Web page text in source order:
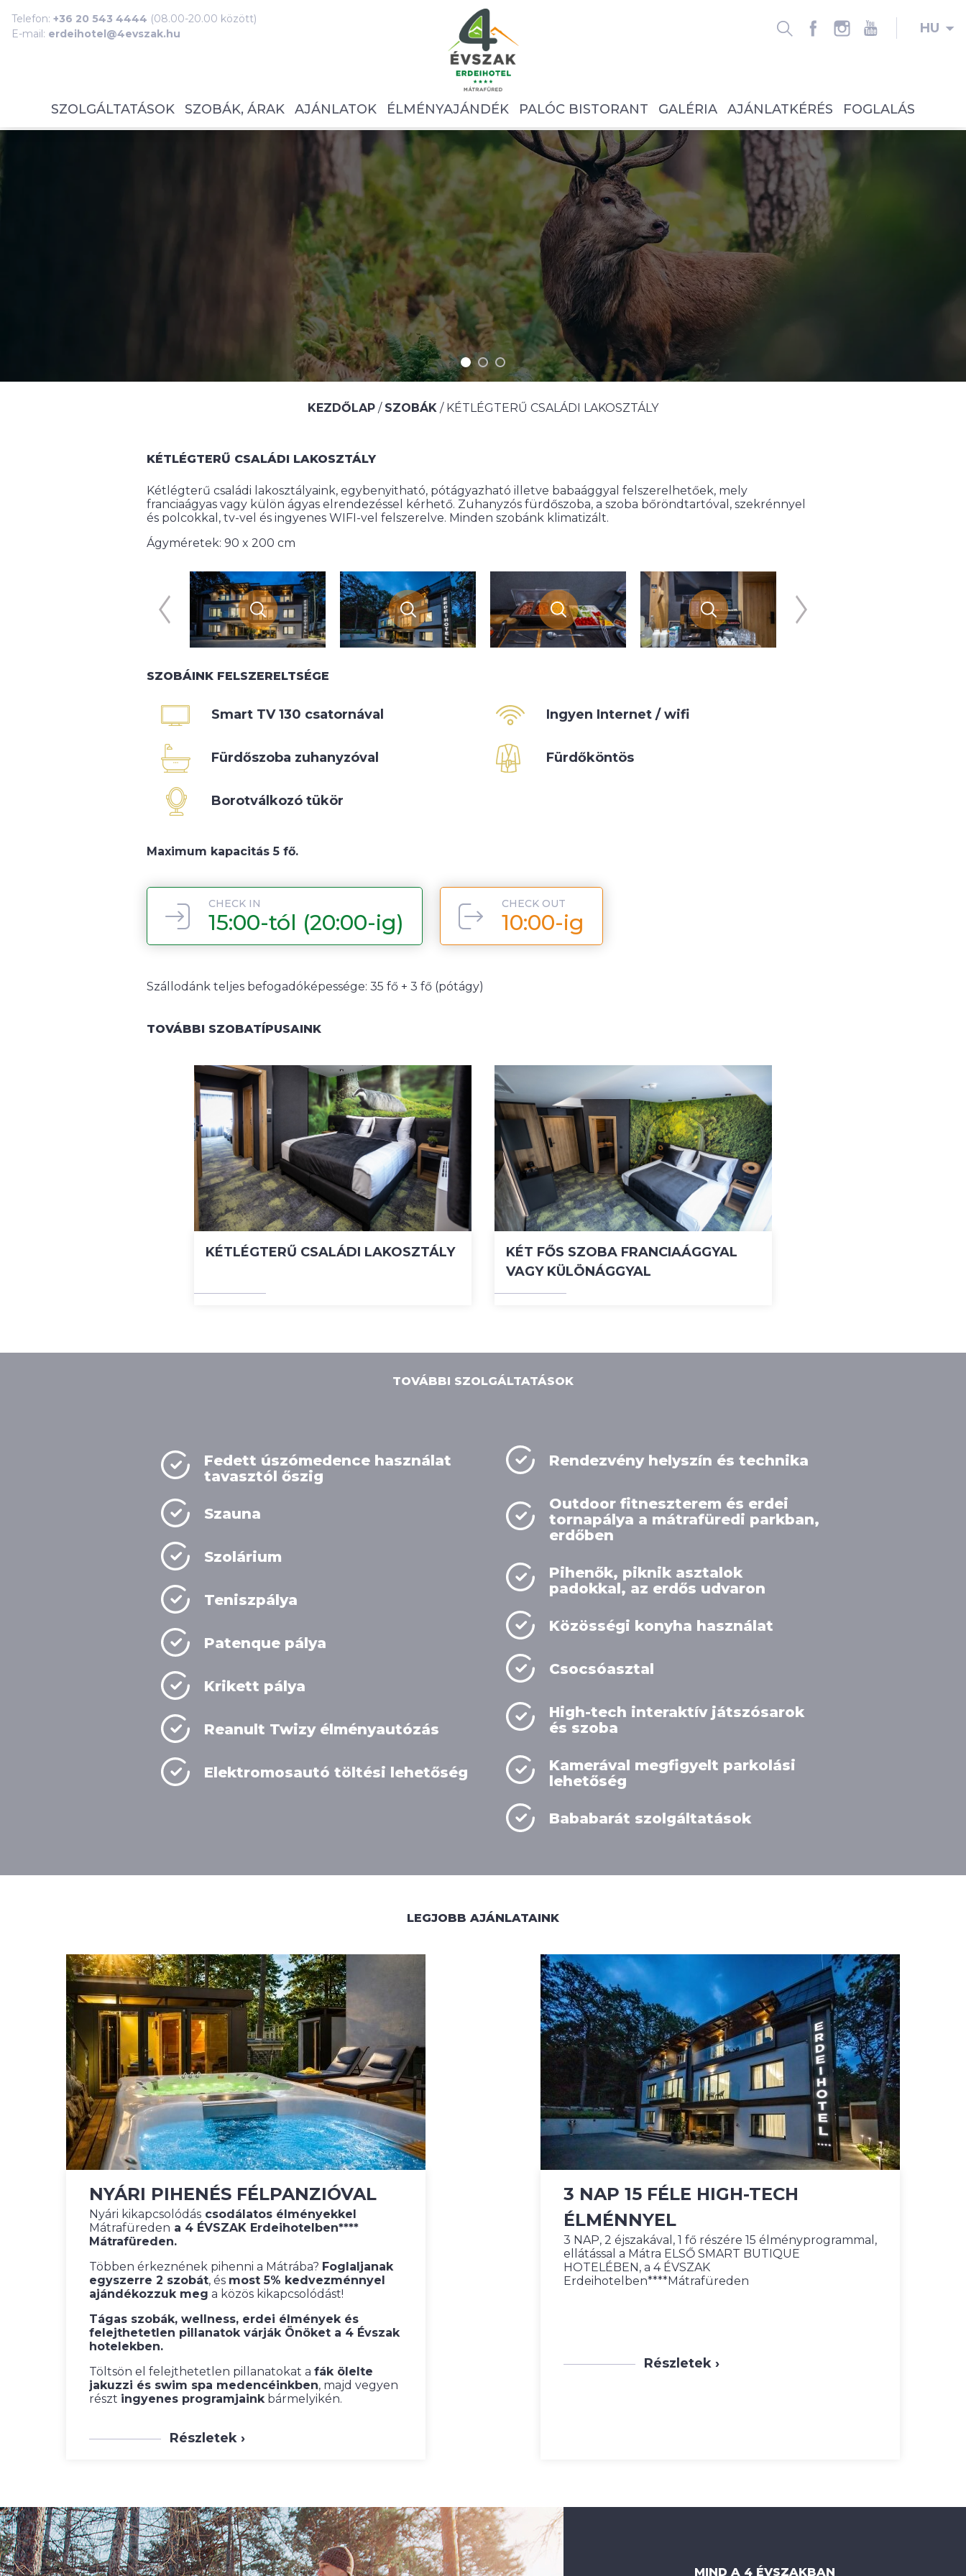
Telefon: +36 20 543 4444 (08.00-20.00 között)
E-mail: erdeihotel@4evszak.hu HU
SZOLGÁLTATÁSOK SZOBÁK, ÁRAK AJÁNLATOK ÉLMÉNYAJÁNDÉK PALÓC BISTORANT GALÉRIA AJÁNLATKÉRÉS FOGLALÁS
KEZDŐLAP / SZOBÁK / KÉTLÉGTERŰ CSALÁDI LAKOSZTÁLY
KÉTLÉGTERŰ CSALÁDI LAKOSZTÁLY
Kétlégterű családi lakosztályaink, egybenyitható, pótágyazható illetve babaággyal felszerelhetőek, mely
franciaágyas vagy külön ágyas elrendezéssel kérhető. Zuhanyzós fürdőszoba, a szoba bőröndtartóval, szekrénnyel
és polcokkal, tv-vel és ingyenes WIFI-vel felszerelve. Minden szobánk klimatizált.
Ágyméretek: 90 x 200 cm
SZOBÁINK FELSZERELTSÉGE
Smart TV 130 csatornával
Fürdőszoba zuhanyzóval
Borotválkozó tükör
Ingyen Internet / wifi
Fürdőköntös
Maximum kapacitás 5 fő.
CHECK IN
15:00-tól (20:00-ig)
CHECK OUT
10:00-ig
Szállodánk teljes befogadóképessége: 35 fő + 3 fő (pótágy)
TOVÁBBI SZOBATÍPUSAINK
KÉTLÉGTERŰ CSALÁDI LAKOSZTÁLY
KÉT FŐS SZOBA FRANCIAÁGGYAL
VAGY KÜLÖNÁGGYAL
TOVÁBBI SZOLGÁLTATÁSOK
Fedett úszómedence használat
tavasztól őszig
Szauna
Szolárium
Teniszpálya
Patenque pálya
Krikett pálya
Reanult Twizy élményautózás
Elektromosautó töltési lehetőség
Rendezvény helyszín és technika
Outdoor fitneszterem és erdei
tornapálya a mátrafüredi parkban,
erdőben
Pihenők, piknik asztalok
padokkal, az erdős udvaron
Közösségi konyha használat
Csocsóasztal
High-tech interaktív játszósarok
és szoba
Kamerával megfigyelt parkolási
lehetőség
Bababarát szolgáltatások
LEGJOBB AJÁNLATAINK
NYÁRI PIHENÉS FÉLPANZIÓVAL
Nyári kikapcsolódás csodálatos élményekkel
Mátrafüreden a 4 ÉVSZAK Erdeihotelben****
Mátrafüreden.
Többen érkeznének pihenni a Mátrába? Foglaljanak
egyszerre 2 szobát, és most 5% kedvezménnyel
ajándékozzuk meg a közös kikapcsolódást!
Tágas szobák, wellness, erdei élmények és
felejthetetlen pillanatok várják Önöket a 4 Évszak
hotelekben.
Töltsön el felejthetetlen pillanatokat a fák ölelte
jakuzzi és swim spa medencéinkben, majd vegyen
részt ingyenes programjainkbármelyikén.
Részletek ›
3 NAP 15 FÉLE HIGH-TECH
ÉLMÉNNYEL
3 NAP, 2 éjszakával, 1 fő részére 15 élményprogrammal,
ellátással a Mátra ELSŐ SMART BUTIQUE
HOTELÉBEN, a 4 ÉVSZAK
Erdeihotelben****Mátrafüreden
Részletek ›
MIND A 4 ÉVSZAKBAN